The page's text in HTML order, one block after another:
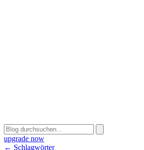
upgrade now
← Schlagwörter